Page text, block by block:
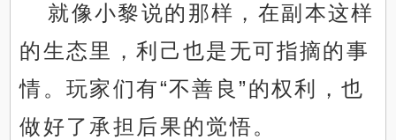
就像小黎说的那样，在副本这样
的生态里，利己也是无可指摘的事
情。玩家们有“不善良”的权利，也
做好了承担后果的觉悟。